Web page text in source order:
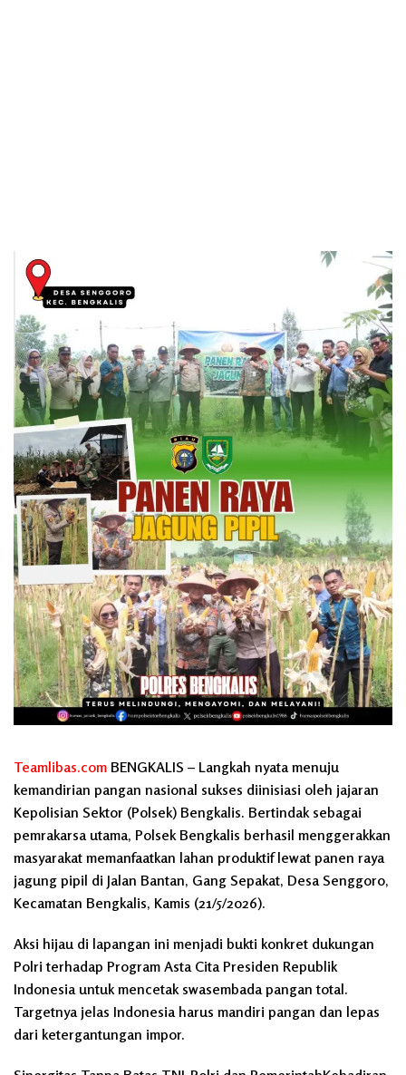
Teamlibas.com BENGKALIS – Langkah nyata menuju
kemandirian pangan nasional sukses diinisiasi oleh jajaran
Kepolisian Sektor (Polsek) Bengkalis. Bertindak sebagai
pemrakarsa utama, Polsek Bengkalis berhasil menggerakkan
masyarakat memanfaatkan lahan produktif lewat panen raya
jagung pipil di Jalan Bantan, Gang Sepakat, Desa Senggoro,
Kecamatan Bengkalis, Kamis (21/5/2026).
Aksi hijau di lapangan ini menjadi bukti konkret dukungan
Polri terhadap Program Asta Cita Presiden Republik
Indonesia untuk mencetak swasembada pangan total.
Targetnya jelas Indonesia harus mandiri pangan dan lepas
dari ketergantungan impor.